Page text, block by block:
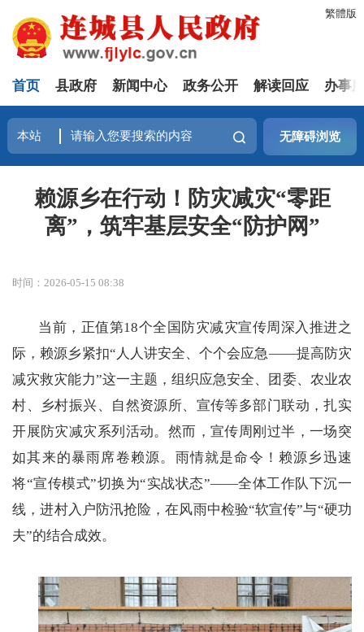
繁體版
首页 县政府 新闻中心 政务公开 解读回应 办事
无障碍浏览
赖源乡在行动！防灾减灾“零距
离”，筑牢基层安全“防护网”
时间：2026-05-15 08:38
当前，正值第18个全国防灾减灾宣传周深入推进之
际，赖源乡紧扣“人人讲安全、个个会应急——提高防灾
减灾救灾能力”这一主题，组织应急安全、团委、农业农
村、乡村振兴、自然资源所、宣传等多部门联动，扎实
开展防灾减灾系列活动。然而，宣传周刚过半，一场突
如其来的暴雨席卷赖源。雨情就是命令！赖源乡迅速
将“宣传模式”切换为“实战状态”——全体工作队下沉一
线，进村入户防汛抢险，在风雨中检验“软宣传”与“硬功
夫”的结合成效。